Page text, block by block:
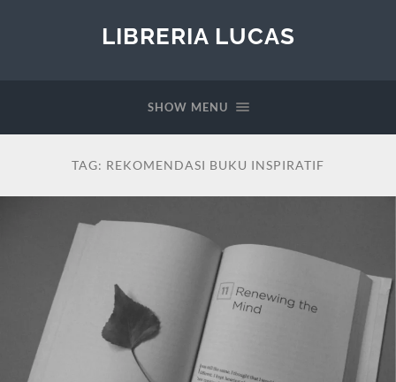
LIBRERIA LUCAS
SHOW MENU
TAG: REKOMENDASI BUKU INSPIRATIF